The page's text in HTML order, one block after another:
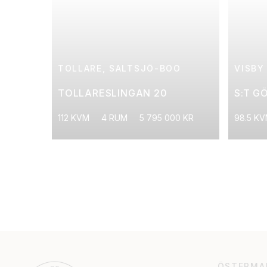
TOLLARE, SALTSJÖ-BOO
TOLLARESLINGAN 20
112 KVM 4 RUM 5 795 000 KR
VISBY
S:T
98.5